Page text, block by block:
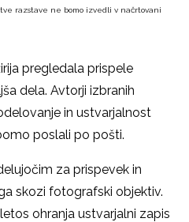
razstave ne bomo izvedli v načrtovani
pregledala prispele
dela. Avtorji izbranih
in ustvarjalnost
poslali po pošti.
za prispevek in
skozi fotografski objektiv.
ohranja ustvarjalni zapis